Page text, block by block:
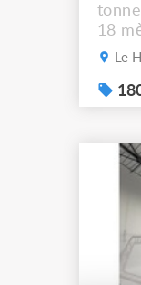
18
04/
Le